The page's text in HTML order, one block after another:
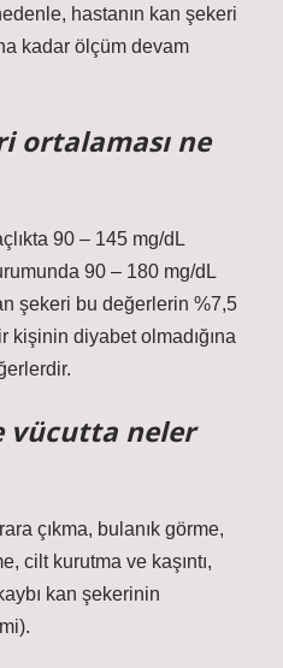
hastanın kan şekeri
kadar ölçüm devam
ortalaması ne
90 – 145 mg/dL
90 – 180 mg/dL
şekeri bu değerlerin %7,5
kişinin diyabet olmadığına
vücutta neler
çıkma, bulanık görme,
cilt kurutma ve kaşıntı,
kan şekerinin